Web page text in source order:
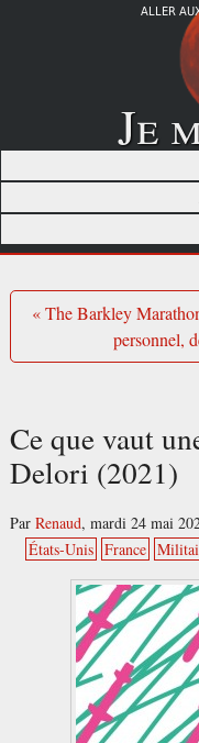
ALLER
Je
« The Barkley
personnel,
Ce que vaut
Delori (2021)
Par Renaud, mardi 24 mai
États-Unis France